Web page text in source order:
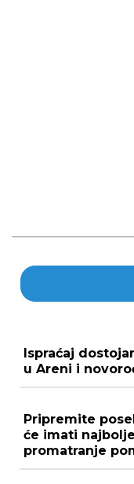
Ispraćaj
u Areni i
Pripremite
će imati
promatranje